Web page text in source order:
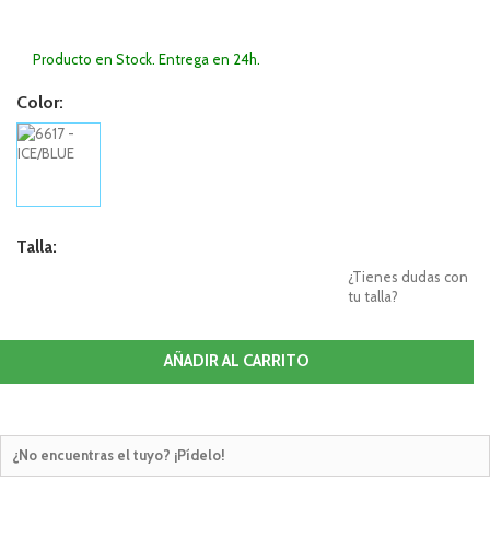
Producto en Stock. Entrega en 24h.
Color:
Talla:
¿Tienes dudas con
tu talla?
AÑADIR AL CARRITO
¿No encuentras el tuyo? ¡Pídelo!